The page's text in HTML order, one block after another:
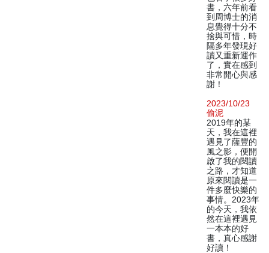
書，六年前看
到周博士的消
息覺得十分不
捨與可惜，時
隔多年發現好
讀又重新運作
了，實在感到
非常開心與感
謝！
2023/10/23
偷泥
2019年的某
天，我在這裡
遇見了薩豐的
風之影，便開
啟了我的閱讀
之路，才知道
原來閱讀是一
件多麼快樂的
事情。2023年
的今天，我依
然在這裡遇見
一本本的好
書，真心感謝
好讀！